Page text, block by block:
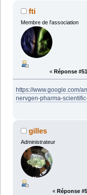
fti
Membre de l'association
« Réponse
https://www.google.com/
nervgen-pharma-
gilles
Administrateur
« Réponse